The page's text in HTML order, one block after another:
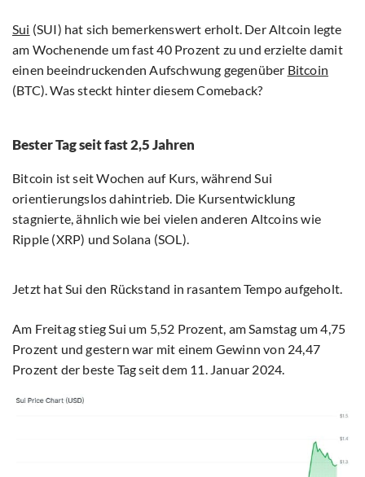
Sui (SUI) hat sich bemerkenswert erholt. Der Altcoin legte
am Wochenende um fast 40 Prozent zu und erzielte damit
einen beeindruckenden Aufschwung gegenüber Bitcoin
(BTC). Was steckt hinter diesem Comeback?
Bester Tag seit fast 2,5 Jahren
Bitcoin ist seit Wochen auf Kurs, während Sui
orientierungslos dahintrieb. Die Kursentwicklung
stagnierte, ähnlich wie bei vielen anderen Altcoins wie
Ripple (XRP) und Solana (SOL).
Jetzt hat Sui den Rückstand in rasantem Tempo aufgeholt.
Am Freitag stieg Sui um 5,52 Prozent, am Samstag um 4,75
Prozent und gestern war mit einem Gewinn von 24,47
Prozent der beste Tag seit dem 11. Januar 2024.